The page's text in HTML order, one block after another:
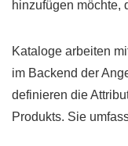
hinzufügen möchte,
Kataloge arbeiten
im Backend der
definieren die
Produkts. Sie